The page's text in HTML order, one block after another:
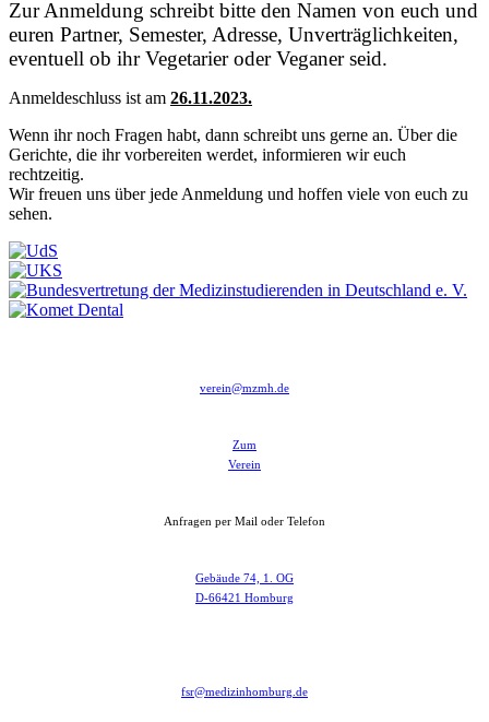
Zur Anmeldung schreibt bitte den Namen von euch und
euren Partner, Semester, Adresse, Unverträglichkeiten,
eventuell ob ihr Vegetarier oder Veganer seid.
Anmeldeschluss ist am 26.11.2023.
Wenn ihr noch Fragen habt, dann schreibt uns gerne an. Über die
Gerichte, die ihr vorbereiten werdet, informieren wir euch
rechtzeitig.
Wir freuen uns über jede Anmeldung und hoffen viele von euch zu
sehen.
verein@mzmh.de
Zum
Verein
Anfragen per Mail oder Telefon
Gebäude 74, 1. OG
D-66421 Homburg
fsr@medizinhomburg.de